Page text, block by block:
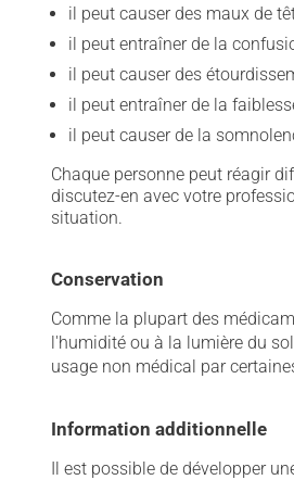
il peut causer des maux de
il peut entraîner de la
il peut causer des
il peut entraîner de la
il peut causer de la
Chaque personne peut réagir
discutez-en avec votre
situation.
Conservation
Comme la plupart des
l'humidité ou à la lumière du
usage non médical par
Information additionnelle
Il est possible de développer